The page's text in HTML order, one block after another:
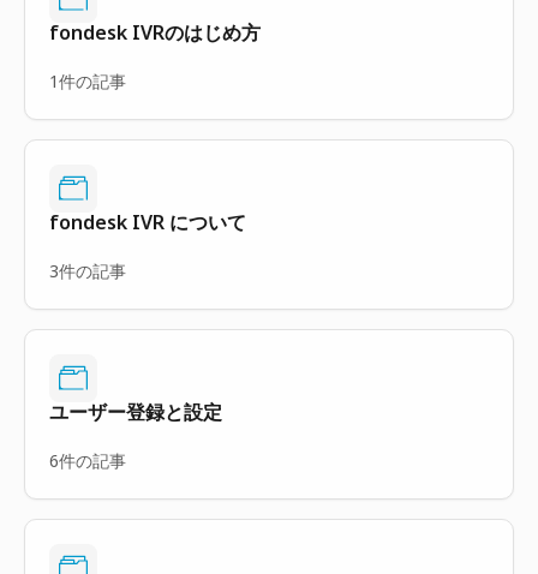
fondesk IVRのはじめ方
1件の記事
fondesk IVR について
3件の記事
ユーザー登録と設定
6件の記事